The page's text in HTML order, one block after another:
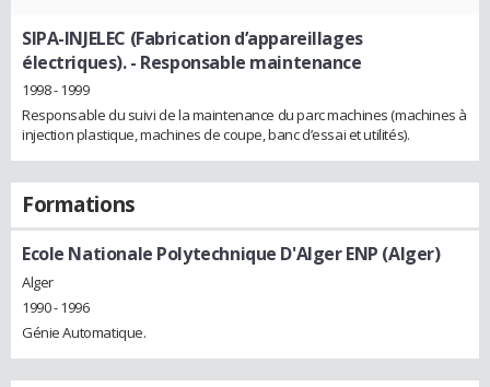
SIPA-INJELEC (Fabrication d’appareillages
électriques).- Responsable maintenance
1998 - 1999
Responsable du suivi de la maintenance du parc machines (machines à
injection plastique, machines de coupe, banc d’essai et utilités).
Formations
Ecole Nationale Polytechnique D'Alger ENP (Alger)
Alger
1990 - 1996
Génie Automatique.